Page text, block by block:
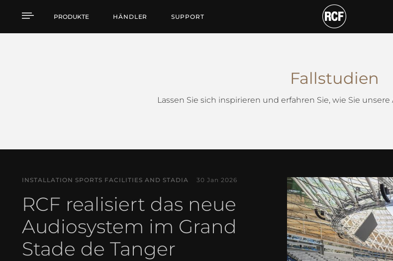
Fallstudien
PRODUKTE HÄNDLER SUPPORT
Fallstudien
Lassen Sie sich inspirieren und erfahren Sie, wie Sie
INSTALLATION SPORTS FACILITIES AND STADIA 30 Jan 2026
RCF realisiert das neue
Audiosystem im Grand
Stade de Tanger